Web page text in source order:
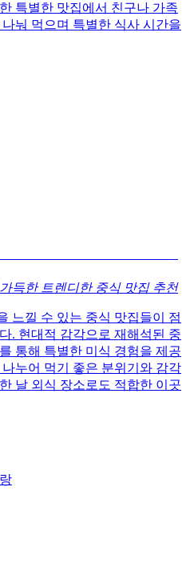
특별한 맛집에서 친구나 가족
눠 먹으며 특별한 식사 시간을
득한 트렌디한 중식 맛집 추천
느낄 수 있는 중식 맛집들이 점
. 현대적 감각으로 재해석된 중
통해 특별한 미식 경험을 제공
누어 먹기 좋은 분위기와 감각
날 외식 장소로도 적합한 이곳